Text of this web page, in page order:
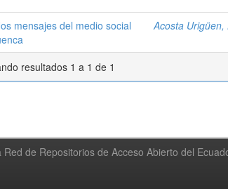
mensajes del medio social
Acosta
resultados 1 a 1 de 1
de Repositorios de Acceso Abierto del